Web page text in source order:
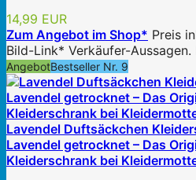
14,99 EUR
Zum Angebot im Shop* Preis
Bild-Link* Verkäufer-Aussagen.
AngebotBestseller Nr. 9
Lavendel Duftsäckchen
Lavendel getrocknet – Das
Kleiderschrank bei